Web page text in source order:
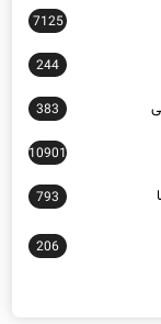
244
383
10901
793
206